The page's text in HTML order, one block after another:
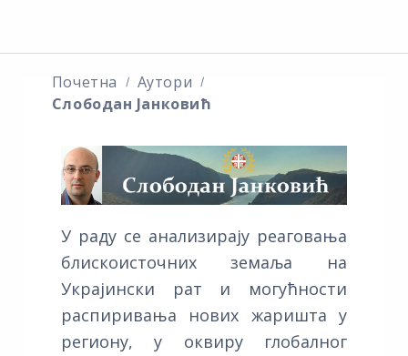
Почетна
Аутори
Слободан Јанковић
У раду се анализирају реаговања
блискоисточних земаља на
Украјински рат и могућности
распиривања нових жаришта у
региону, у оквиру глобалног